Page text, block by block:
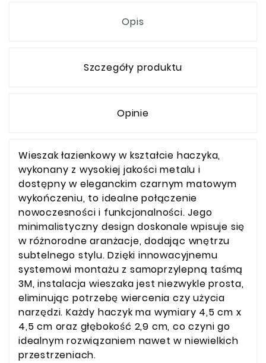
Opis
Szczegóły produktu
Opinie
Wieszak łazienkowy w kształcie haczyka,
wykonany z wysokiej jakości metalu i
dostępny w eleganckim czarnym matowym
wykończeniu, to idealne połączenie
nowoczesności i funkcjonalności. Jego
minimalistyczny design doskonale wpisuje się
w różnorodne aranżacje, dodając wnętrzu
subtelnego stylu. Dzięki innowacyjnemu
systemowi montażu z samoprzylepną taśmą
3M, instalacja wieszaka jest niezwykle prosta,
eliminując potrzebę wiercenia czy użycia
narzędzi. Każdy haczyk ma wymiary 4,5 cm x
4,5 cm oraz głębokość 2,9 cm, co czyni go
idealnym rozwiązaniem nawet w niewielkich
przestrzeniach.